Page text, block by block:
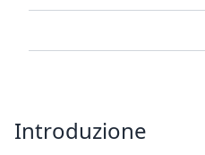
Introduzione